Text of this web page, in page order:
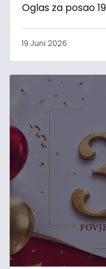
Oglas za posao
19 Juni 2026